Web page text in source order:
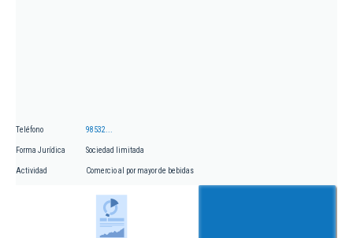
Teléfono 98532...
Forma Jurídica Sociedad limitada
Actividad Comercio al por mayor de bebidas